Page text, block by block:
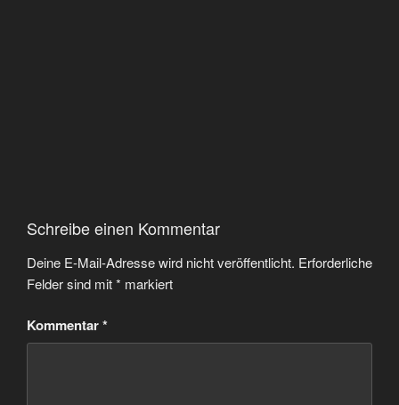
Schreibe einen Kommentar
Deine E-Mail-Adresse wird nicht veröffentlicht. Erforderliche
Felder sind mit* markiert
Kommentar*